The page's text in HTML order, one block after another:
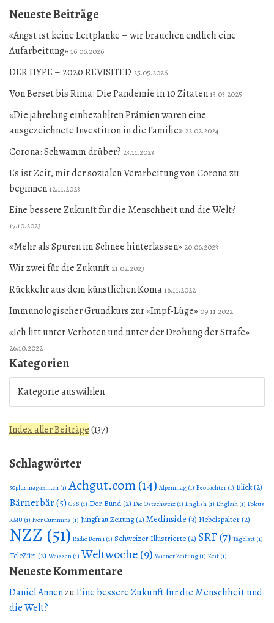
Neueste Beiträge
«Angst ist keine Leitplanke – wir brauchen endlich eine
Aufarbeitung»16.06.2026
DER HYPE – 2020 REVISITED 25.05.2026
Von Berset bis Rima: Die Pandemie in 10 Zitaten13.03.2025
«Die jahrelang einbezahlten Prämien waren eine
ausgezeichnete Investition in die Familie» 22.02.2024
Corona: Schwamm drüber? 23.11.2023
Es ist Zeit, mit der sozialen Verarbeitung von Corona zu
beginnen12.11.2023
Eine bessere Zukunft für die Menschheit und die Welt?
17.10.2023
«Mehr als Spuren im Schnee hinterlassen» 20.06.2023
Wir zwei für die Zukunft 21.02.2023
Rückkehr aus dem künstlichen Koma16.11.2022
Immunologischer Grundkurs zur «Impf-Lüge» 09.11.2022
«Ich litt unter Verboten und unter der Drohung der Strafe»
26.10.2022
Kategorien
Index aller Beiträge(137)
Schlagwörter
50plusmagazin.ch (1) Achgut.com(14) Alpenmag (1) Beobachter (1) Blick(2)
Bärnerbär(5) CSS (1) Der Bund(2) Die Ostschweiz (1) English (1) Englsih (1) Fokus
KMU (1) Ivor Cummins (1) Jungfrau Zeitung(2) Medinside (3) Nebelspalter(2)
NZZ (51) Radio Bern 1 (1) Schweizer Illustrierte(2) SRF (7) Tagblatt (1)
TeleZüri(2) Weissen (1) Weltwoche(9) Wiener Zeitung (1) Zeit (1)
Neueste Kommentare
Daniel AnnenzuEine bessere Zukunft für die Menschheit und
die Welt?